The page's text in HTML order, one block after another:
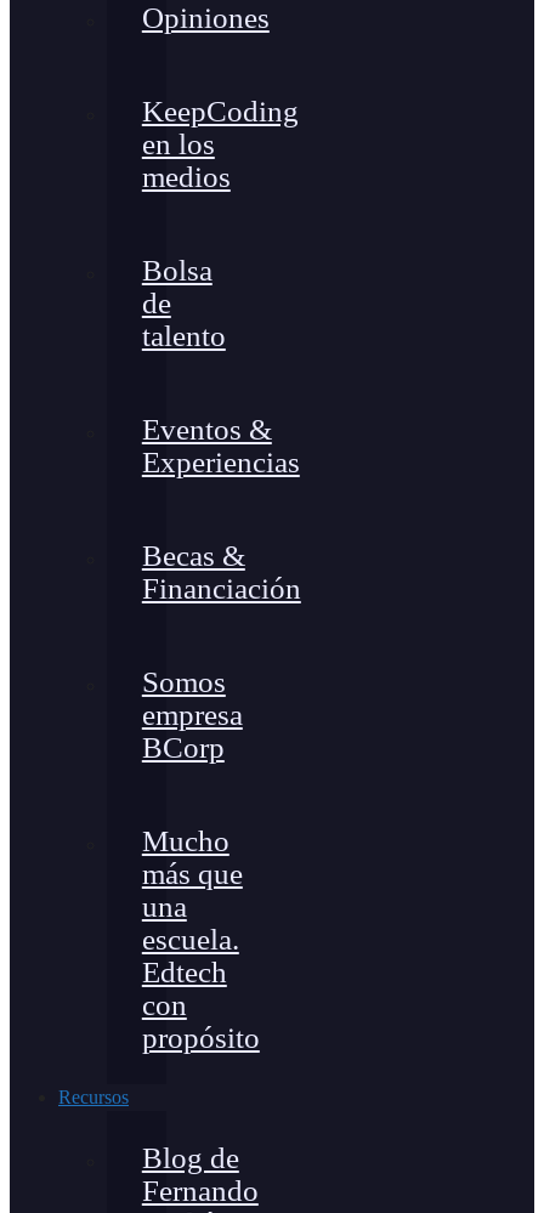
Opiniones
KeepCoding
en los
medios
Bolsa
de
talento
Eventos &
Experiencias
Becas &
Financiación
Somos
empresa
BCorp
Mucho
más que
una
escuela.
Edtech
con
propósito
Recursos
Blog de
Fernando